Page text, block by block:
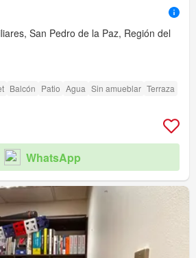
San Pedro de la Paz, Región del
Balcón Patio Agua Sin amueblar Terraza
WhatsApp